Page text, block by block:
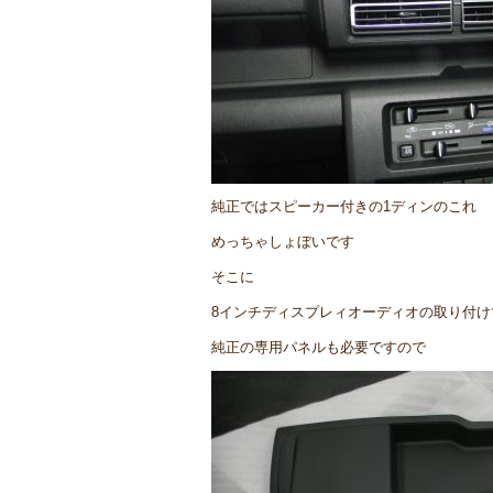
純正ではスピーカー付きの1ディンのこれ
めっちゃしょぼいです
そこに
8インチディスプレィオーディオの取り付
純正の専用パネルも必要ですので